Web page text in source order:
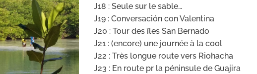
J18 : Seule sur le sable…
J19 : Conversación con Valentina
J20 : Tour des îles San Bernado
J21 : (encore) une journée à la cool
J22 : Très longue route vers Riohacha
J23 : En route pr la péninsule de Guajira